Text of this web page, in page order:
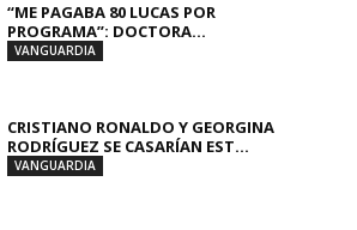
“ME PAGABA 80 LUCAS POR
PROGRAMA”: DOCTORA...
VANGUARDIA
CRISTIANO RONALDO Y GEORGINA
RODRÍGUEZ SE CASARÍAN EST...
VANGUARDIA